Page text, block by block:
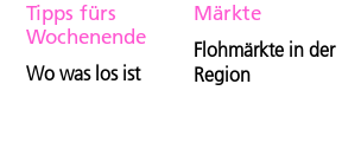
Tipps fürs
Wochenende
Wo was los ist
Märkte
Flohmärkte in der
Region